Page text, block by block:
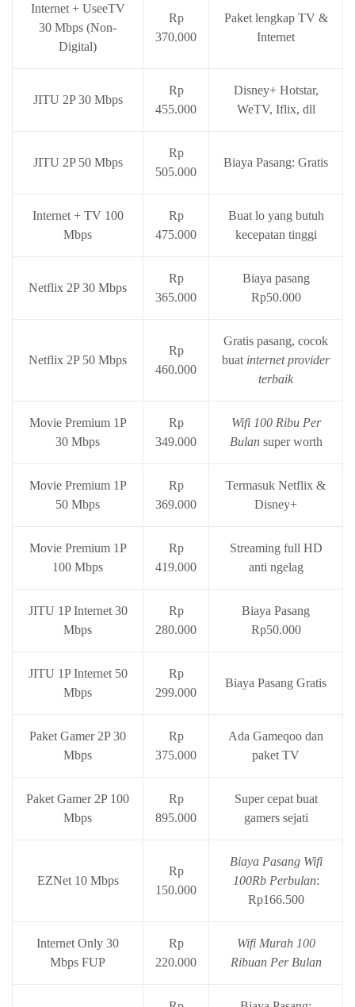
Internet + UseeTV
30 Mbps (Non-
Digital)
Rp
370.000
Paket lengkap TV &
Internet
JITU 2P 30 Mbps
Rp
455.000
Disney+ Hotstar,
WeTV, Iflix, dll
JITU 2P 50 Mbps
Rp
505.000
Biaya Pasang: Gratis
Internet + TV 100
Mbps
Rp
475.000
Buat lo yang butuh
kecepatan tinggi
Netflix 2P 30 Mbps
Rp
365.000
Biaya pasang
Rp50.000
Netflix 2P 50 Mbps
Rp
460.000
Gratis pasang, cocok
buat internet provider
terbaik
Movie Premium 1P
30 Mbps
Rp
349.000
Wifi 100 Ribu Per
Bulansuper worth
Movie Premium 1P
50 Mbps
Rp
369.000
Termasuk Netflix &
Disney+
Movie Premium 1P
100 Mbps
Rp
419.000
Streaming full HD
anti ngelag
JITU 1P Internet 30
Mbps
Rp
280.000
Biaya Pasang
Rp50.000
JITU 1P Internet 50
Mbps
Rp
299.000
Biaya Pasang Gratis
Paket Gamer 2P 30
Mbps
Rp
375.000
Ada Gameqoo dan
paket TV
Paket Gamer 2P 100
Mbps
Rp
895.000
Super cepat buat
gamers sejati
EZNet 10 Mbps
Rp
150.000
Biaya Pasang Wifi
100Rb Perbulan:
Rp166.500
Internet Only 30
Mbps FUP
Rp
220.000
Wifi Murah 100
Ribuan Per Bulan